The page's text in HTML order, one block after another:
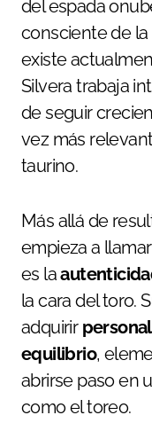
del espada
consciente de
existe
Silvera trabaja
de seguir
vez más
taurino.
Más allá de
empieza a
es la
la cara del toro.
adquirir
equilibrio,
abrirse paso en
como el toreo.